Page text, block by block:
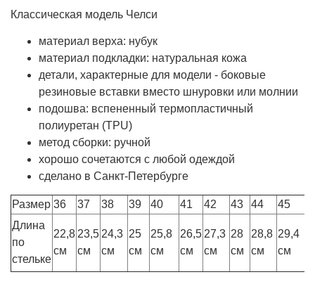
Классическая модель Челси
материал верха: нубук
материал подкладки: натуральная кожа
детали, характерные для модели - боковые
резиновые вставки вместо шнуровки или молнии
подошва: вспененный термопластичный
полиуретан (TPU)
метод сборки: ручной
хорошо сочетаются с любой одеждой
сделано в Санкт-Петербурге
Размер 36 37 38 39 40 41 42 43 44
45
Длина
по
стельке
22,8
см
23,5
см
24,3
см
25
см
25,8
см
26,5
см
27,3
см
28
см
28,8
см
29,4
см